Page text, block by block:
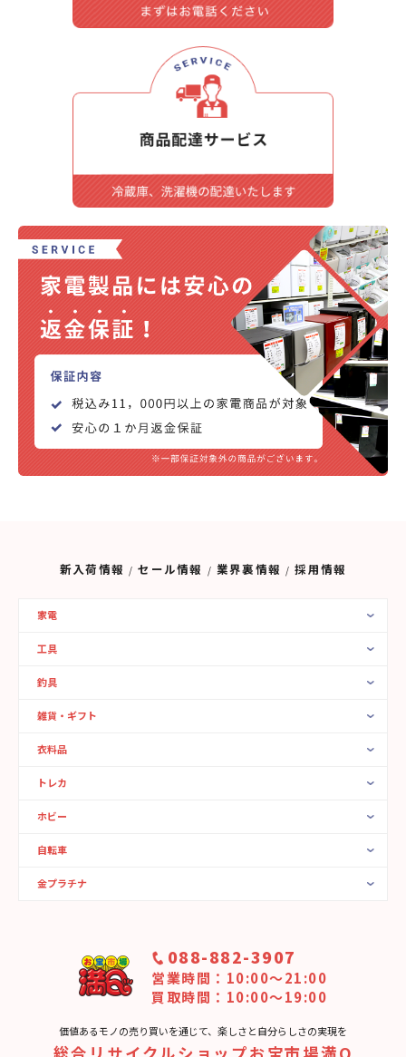
新入荷情報 セール情報 業界裏情報 採用情報
家電
工具
釣具
雑貨・ギフト
衣料品
トレカ
ホビー
自転車
金プラチナ
088-882-3907
営業時間：10:00〜21:00
買取時間：10:00～19:00
価値あるモノの売り買いを通じて、楽しさと⾃分らしさの実現を